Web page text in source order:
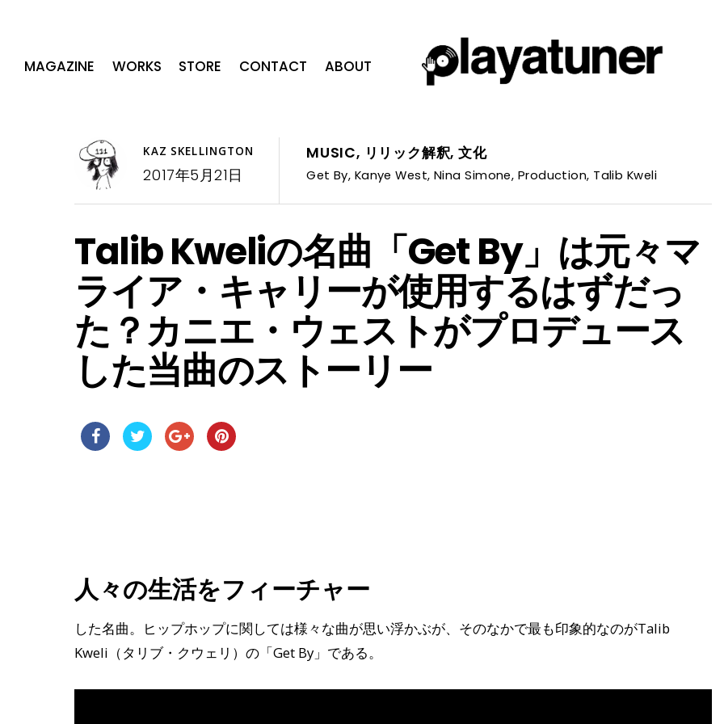
MAGAZINE WORKS STORE CONTACT ABOUT
KAZ SKELLINGTON
2017年5月21日
MUSIC, リリック解釈, 文化
Get By, Kanye West, Nina Simone, Production, Talib Kweli
Talib Kweliの名曲「Get By」は元々マ
ライア・キャリーが使用するはずだっ
た？カニエ・ウェストがプロデュース
した当曲のストーリー
人々の生活をフィーチャー
した名曲。ヒップホップに関しては様々な曲が思い浮かぶが、そのなかで最も印象的なのがTalib
Kweli（タリブ・クウェリ）の「Get By」である。